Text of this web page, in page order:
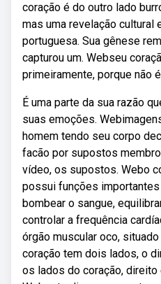
coração é do outro lado
mas uma revelação cultural
portuguesa. Sua gênese
capturou um. Webseu
primeiramente, porque não
É uma parte da sua razão
suas emoções.
homem tendo seu corpo
facão por supostos
vídeo, os supostos. Webo
possui funções
bombear o sangue,
controlar a frequência
órgão muscular oco,
coração tem dois lados, o
os lados do coração, direito